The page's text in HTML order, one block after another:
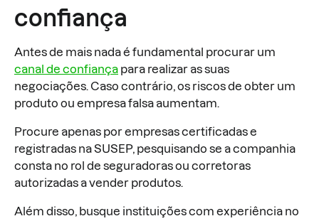
confiança
Antes de mais nada é fundamental procurar um
canal de confiança para realizar as suas
negociações. Caso contrário, os riscos de obter um
produto ou empresa falsa aumentam.
Procure apenas por empresas certificadas e
registradas na SUSEP, pesquisando se a companhia
consta no rol de seguradoras ou corretoras
autorizadas a vender produtos.
Além disso, busque instituições com experiência no